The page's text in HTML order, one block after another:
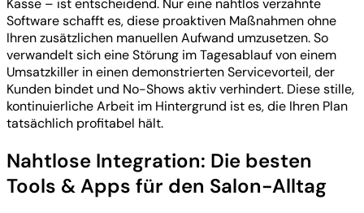
Kasse – ist entscheidend. Nur eine nahtlos verzahnte
Software schafft es, diese proaktiven Maßnahmen ohne
Ihren zusätzlichen manuellen Aufwand umzusetzen. So
verwandelt sich eine Störung im Tagesablauf von einem
Umsatzkiller in einen demonstrierten Servicevorteil, der
Kunden bindet und No-Shows aktiv verhindert. Diese stille,
kontinuierliche Arbeit im Hintergrund ist es, die Ihren Plan
tatsächlich profitabel hält.
Nahtlose Integration: Die besten
Tools & Apps für den Salon-Alltag